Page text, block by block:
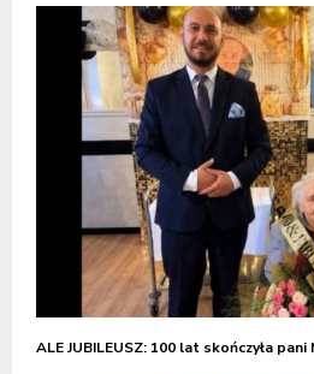
ALE JUBILEUSZ: 100 lat skończyła pani